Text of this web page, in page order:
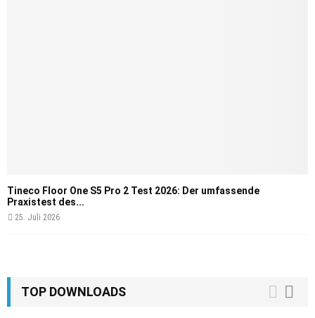
Tineco Floor One S5 Pro 2 Test 2026: Der umfassende
Praxistest des...
25. Juli 2026
TOP DOWNLOADS